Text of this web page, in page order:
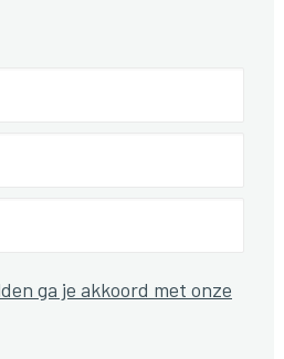
ga je akkoord met onze